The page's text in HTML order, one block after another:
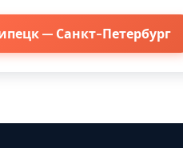
— Санкт-Петербург